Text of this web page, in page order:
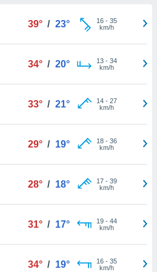
39° / 23° 16- 35
km/h
34° / 20° 13- 34
km/h
33° / 21° 14- 27
km/h
29° / 19° 18- 36
km/h
28° / 18° 17- 39
km/h
31° / 17° 19- 44
km/h
34° / 19° 16- 35
km/h